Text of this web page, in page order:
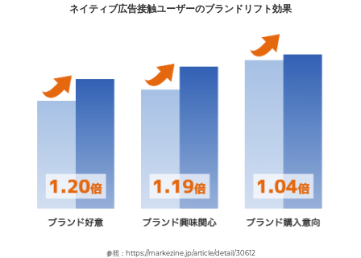
ネイティブ広告接触ユーザーのブランドリフト効果
参照：https://markezine.jp/article/detail/30612